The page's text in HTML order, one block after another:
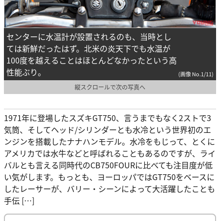
センターに水温計が設置されるのも、当時とし
ては新鮮だったはず。北米の炎天下でも水温が
100度を越えることはほとんどなかったという高
性能ぶり。
(画像 No.1/11)
縦スクロールで次の写真へ
1971年に登場したスズキGT750、言うまでもなく2ストで3
気筒、そしてヘッド/シリンダーとも水冷という世界初のエ
ンジンを搭載したナナハンモデル。水冷をもじって、とくに
アメリカでは水牛などと呼ばれることもあるのですが、ライ
バルとも言える同時代のCB750FOURに比べても注目度が低
い気がします。もっとも、ヨーロッパではGT750をベースに
したレーサーが、バリー・シーンによって大活躍したことも
手伝 […]